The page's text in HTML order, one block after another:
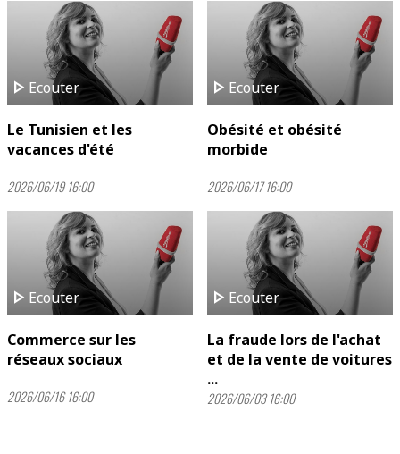
play_arrow Ecouter
Le Tunisien et les
vacances d'été
2026/06/19 16:00
play_arrow Ecouter
Obésité et obésité
morbide
2026/06/17 16:00
play_arrow Ecouter
Commerce sur les
réseaux sociaux
2026/06/16 16:00
play_arrow Ecouter
La fraude lors de l'achat
et de la vente de voitures
...
2026/06/03 16:00